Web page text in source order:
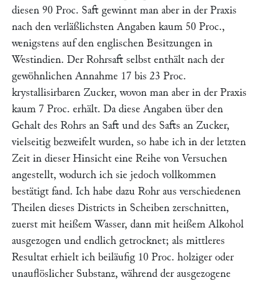
diesen 90 Proc. Saft gewinnt man aber in der Praxis
nach den verläßlichsten Angaben kaum 50 Proc.,
wenigstens auf den englischen Besitzungen in
Westindien. Der Rohrsaft selbst enthält nach der
gewöhnlichen Annahme 17 bis 23 Proc.
krystallisirbaren Zucker, wovon man aber in der Praxis
kaum 7 Proc. erhält. Da diese Angaben über den
Gehalt des Rohrs an Saft und des Safts an Zucker,
vielseitig bezweifelt wurden, so habe ich in der letzten
Zeit in dieser Hinsicht eine Reihe von Versuchen
angestellt, wodurch ich sie jedoch vollkommen
bestätigt fand. Ich habe dazu Rohr aus verschiedenen
Theilen dieses Districts in Scheiben zerschnitten,
zuerst mit heißem Wasser, dann mit heißem Alkohol
ausgezogen und endlich getrocknet; als mittleres
Resultat erhielt ich beiläufig 10 Proc. holziger oder
unauflöslicher Substanz, während der ausgezogene